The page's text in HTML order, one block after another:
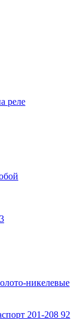
реле
никелевые
201-208 92